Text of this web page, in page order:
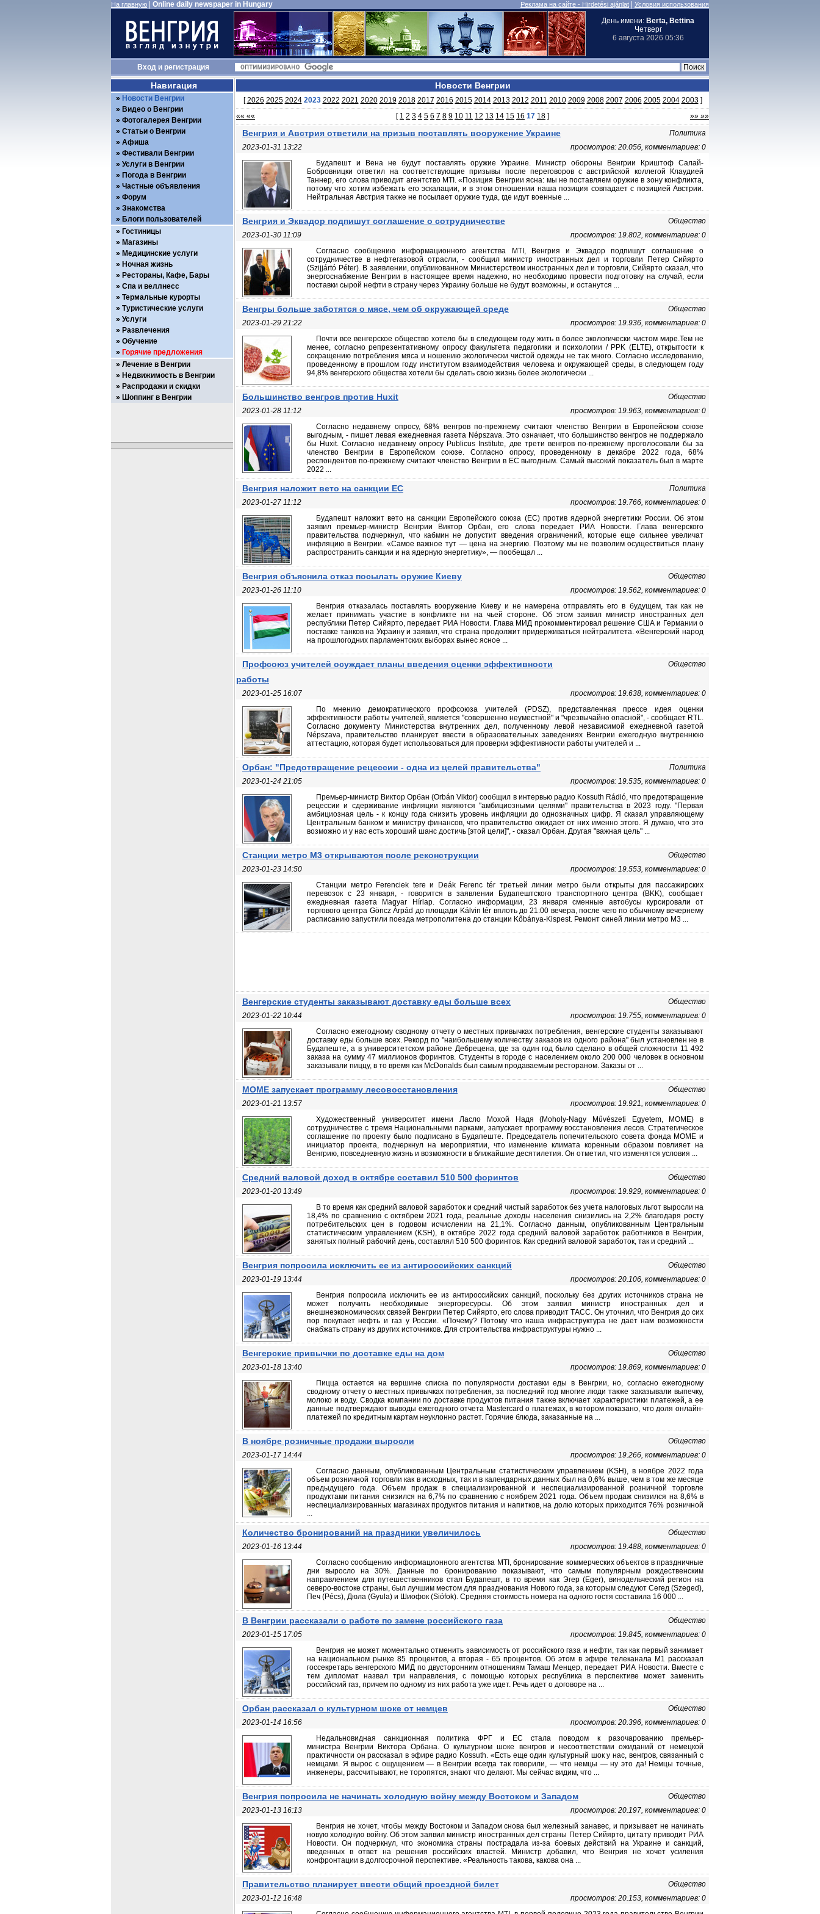
На главную Online daily newspaper in Hungary Реклама на сайте - Hirdetési ajánlat Условия использования
День имени: Berta, Bettina
Четверг
6 августа 2026 05:36
Входи регистрация
Новости Венгрии
[2026 2025 2024 2023 2022 2021 2020 2019 2018 2017 2016 2015 2014 2013 2012 2011 2010 2009 2008 2007 2006 2005 2004 2003 ]
«« ««
[ 1 2 3 4 5 6 7 8 9 10 11 12 13 14 15 16 17 18 ] »» »»
Венгрия и Австрия ответили на призыв поставлять вооружение Украине
Политика
2023-01-31 13:22
просмотров: 20.056, комментариев: 0
Будапешт и Вена не будут поставлять оружие Украине. Министр обороны Венгрии Криштоф Салай-
Бобровницки ответил на соответствующие призывы после переговоров с австрийской коллегой Клаудией
Таннер, его слова приводит агентство MTI. «Позиция Венгрии ясна: мы не поставляем оружие в зону конфликта,
потому что хотим избежать его эскалации, и в этом отношении наша позиция совпадает с позицией Австрии.
Нейтральная Австрия также не посылает оружие туда, где идут военные ...
Венгрия и Эквадор подпишут соглашение о сотрудничестве
Общество
2023-01-30 11:09
просмотров: 19.802, комментариев: 0
Согласно сообщению информационного агентства MTI, Венгрия и Эквадор подпишут соглашение о
сотрудничестве в нефтегазовой отрасли, - сообщил министр иностранных дел и торговли Петер Сийярто
(Szijjártó Péter). В заявлении, опубликованном Министерством иностранных дел и торговли, Сийярто сказал, что
энергоснабжение Венгрии в настоящее время надежно, но необходимо провести подготовку на случай, если
поставки сырой нефти в страну через Украину больше не будут возможны, и останутся ...
Венгры больше заботятся о мясе, чем об окружающей среде
Общество
2023-01-29 21:22
просмотров: 19.936, комментариев: 0
Почти все венгерское общество хотело бы в следующем году жить в более экологически чистом мире.Тем не
менее, согласно репрезентативному опросу факультета педагогики и психологии / PPK (ELTE), открытости к
сокращению потребления мяса и ношению экологически чистой одежды не так много. Согласно исследованию,
проведенному в прошлом году институтом взаимодействия человека и окружающей среды, в следующем году
94,8% венгерского общества хотели бы сделать свою жизнь более экологически ...
Большинство венгров против Huxit
Общество
2023-01-28 11:12
просмотров: 19.963, комментариев: 0
Согласно недавнему опросу, 68% венгров по-прежнему считают членство Венгрии в Европейском союзе
выгодным, - пишет левая ежедневная газета Népszava. Это означает, что большинство венгров не поддержало
бы Huxit. Согласно недавнему опросу Publicus Institute, две трети венгров по-прежнему проголосовали бы за
членство Венгрии в Европейском союзе. Согласно опросу, проведенному в декабре 2022 года, 68%
респондентов по-прежнему считают членство Венгрии в ЕС выгодным. Самый высокий показатель был в марте
2022 ...
Венгрия наложит вето на санкции ЕС
Политика
2023-01-27 11:12
просмотров: 19.766, комментариев: 0
Будапешт наложит вето на санкции Европейского союза (ЕС) против ядерной энергетики России. Об этом
заявил премьер-министр Венгрии Виктор Орбан, его слова передает РИА Новости. Глава венгерского
правительства подчеркнул, что кабмин не допустит введения ограничений, которые еще сильнее увеличат
инфляцию в Венгрии. «Самое важное тут — цена на энергию. Поэтому мы не позволим осуществиться плану
распространить санкции и на ядерную энергетику», — пообещал ...
Венгрия объяснила отказ посылать оружие Киеву
Общество
2023-01-26 11:10
просмотров: 19.562, комментариев: 0
Венгрия отказалась поставлять вооружение Киеву и не намерена отправлять его в будущем, так как не
желает принимать участие в конфликте ни на чьей стороне. Об этом заявил министр иностранных дел
республики Петер Сийярто, передает РИА Новости. Глава МИД прокомментировал решение США и Германии о
поставке танков на Украину и заявил, что страна продолжит придерживаться нейтралитета. «Венгерский народ
на прошлогодних парламентских выборах вынес ясное ...
Профсоюз учителей осуждает планы введения оценки эффективности
работы
Общество
2023-01-25 16:07
просмотров: 19.638, комментариев: 0
По мнению демократического профсоюза учителей (PDSZ), представленная прессе идея оценки
эффективности работы учителей, является "совершенно неуместной" и "чрезвычайно опасной", - сообщает RTL.
Согласно документу Министерства внутренних дел, полученному левой независимой ежедневной газетой
Népszava, правительство планирует ввести в образовательных заведениях Венгрии ежегодную внутреннюю
аттестацию, которая будет использоваться для проверки эффективности работы учителей и ...
Орбан: "Предотвращение рецессии - одна из целей правительства"
Политика
2023-01-24 21:05
просмотров: 19.535, комментариев: 0
Премьер-министр Виктор Орбан (Orbán Viktor) сообщил в интервью радио Kossuth Rádió, что предотвращение
рецессии и сдерживание инфляции являются "амбициозными целями" правительства в 2023 году. "Первая
амбициозная цель - к концу года снизить уровень инфляции до однозначных цифр. Я сказал управляющему
Центральным банком и министру финансов, что правительство ожидает от них именно этого. Я думаю, что это
возможно и у нас есть хороший шанс достичь [этой цели]", - сказал Орбан. Другая "важная цель" ...
Станции метро M3 открываются после реконструкции
Общество
2023-01-23 14:50
просмотров: 19.553, комментариев: 0
Станции метро Ferenciek tere и Deák Ferenc tér третьей линии метро были открыты для пассажирских
перевозок с 23 января, - говорится в заявлении Будапештского транспортного центра (BKK), сообщает
ежедневная газета Magyar Hírlap. Согласно информации, 23 января сменные автобусы курсировали от
торгового центра Göncz Árpád до площади Kálvin tér вплоть до 21:00 вечера, после чего по обычному вечернему
расписанию запустили поезда метрополитена до станции Kőbánya-Kispest. Ремонт синей линии метро М3 ...
Венгерские студенты заказывают доставку еды больше всех
Общество
2023-01-22 10:44
просмотров: 19.755, комментариев: 0
Согласно ежегодному сводному отчету о местных привычках потребления, венгерские студенты заказывают
доставку еды больше всех. Рекорд по "наибольшему количеству заказов из одного района" был установлен не в
Будапеште, а в университетском районе Дебрецена, где за один год было сделано в общей сложности 11 492
заказа на сумму 47 миллионов форинтов. Студенты в городе с населением около 200 000 человек в основном
заказывали пиццу, в то время как McDonalds был самым продаваемым рестораном. Заказы от ...
МОМЕ запускает программу лесовосстановления
Общество
2023-01-21 13:57
просмотров: 19.921, комментариев: 0
Художественный университет имени Ласло Мохой Надя (Moholy-Nagy Művészeti Egyetem, MOME) в
сотрудничестве с тремя Национальными парками, запускает программу восстановления лесов. Стратегическое
соглашение по проекту было подписано в Будапеште. Председатель попечительского совета фонда MOME и
инициатор проекта, подчеркнул на мероприятии, что изменение климата коренным образом повлияет на
Венгрию, повседневную жизнь и возможности в ближайшие десятилетия. Он отметил, что изменятся условия ...
Средний валовой доход в октябре составил 510 500 форинтов
Общество
2023-01-20 13:49
просмотров: 19.929, комментариев: 0
В то время как средний валовой заработок и средний чистый заработок без учета налоговых льгот выросли на
18,4% по сравнению с октябрем 2021 года, реальные доходы населения снизились на 2,2% благодаря росту
потребительских цен в годовом исчислении на 21,1%. Согласно данным, опубликованным Центральным
статистическим управлением (KSH), в октябре 2022 года средний валовой заработок работников в Венгрии,
занятых полный рабочий день, составлял 510 500 форинтов. Как средний валовой заработок, так и средний ...
Венгрия попросила исключить ее из антироссийских санкций
Общество
2023-01-19 13:44
просмотров: 20.106, комментариев: 0
Венгрия попросила исключить ее из антироссийских санкций, поскольку без других источников страна не
может получить необходимые энергоресурсы. Об этом заявил министр иностранных дел и
внешнеэкономических связей Венгрии Петер Сийярто, его слова приводит ТАСС. Он уточнил, что Венгрия до сих
пор покупает нефть и газ у России. «Почему? Потому что наша инфраструктура не дает нам возможности
снабжать страну из других источников. Для строительства инфраструктуры нужно ...
Венгерские привычки по доставке еды на дом
Общество
2023-01-18 13:40
просмотров: 19.869, комментариев: 0
Пицца остается на вершине списка по популярности доставки еды в Венгрии, но, согласно ежегодному
сводному отчету о местных привычках потребления, за последний год многие люди также заказывали выпечку,
молоко и воду. Сводка компании по доставке продуктов питания также включает характеристики платежей, а ее
данные подтверждают выводы ежегодного отчета Mastercard о платежах, в котором показано, что доля онлайн-
платежей по кредитным картам неуклонно растет. Горячие блюда, заказанные на ...
В ноябре розничные продажи выросли
Общество
2023-01-17 14:44
просмотров: 19.266, комментариев: 0
Согласно данным, опубликованным Центральным статистическим управлением (KSH), в ноябре 2022 года
объем розничной торговли как в исходных, так и в календарных данных был на 0,6% выше, чем в том же месяце
предыдущего года. Объем продаж в специализированной и неспециализированной розничной торговле
продуктами питания снизился на 6,7% по сравнению с ноябрем 2021 года. Объем продаж снизился на 8,6% в
неспециализированных магазинах продуктов питания и напитков, на долю которых приходится 76% розничной
...
Количество бронирований на праздники увеличилось
Общество
2023-01-16 13:44
просмотров: 19.488, комментариев: 0
Согласно сообщению информационного агентства MTI, бронирование коммерческих объектов в праздничные
дни выросло на 30%. Данные по бронированию показывают, что самым популярным рождественским
направлением для путешественников стал Будапешт, в то время как Эгер (Eger), винодельческий регион на
северо-востоке страны, был лучшим местом для празднования Нового года, за которым следуют Сегед (Szeged),
Печ (Pécs), Дюла (Gyula) и Шиофок (Siófok). Средняя стоимость номера на одного гостя составила 16 000 ...
В Венгрии рассказали о работе по замене российского газа
Общество
2023-01-15 17:05
просмотров: 19.845, комментариев: 0
Венгрия не может моментально отменить зависимость от российского газа и нефти, так как первый занимает
на национальном рынке 85 процентов, а вторая - 65 процентов. Об этом в эфире телеканала М1 рассказал
госсекретарь венгерского МИД по двусторонним отношениям Тамаш Менцер, передает РИА Новости. Вместе с
тем дипломат назвал три направления, с помощью которых республика в перспективе может заменить
российский газ, причем по одному из них работа уже идет. Речь идет о договоре на ...
Орбан рассказал о культурном шоке от немцев
Общество
2023-01-14 16:56
просмотров: 20.396, комментариев: 0
Недальновидная санкционная политика ФРГ и ЕС стала поводом к разочарованию премьер-
министра Венгрии Виктора Орбана. О культурном шоке венгров и несоответствии ожиданий от немецкой
практичности он рассказал в эфире радио Kossuth. «Есть еще один культурный шок у нас, венгров, связанный с
немцами. Я вырос с ощущением — в Венгрии всегда так говорили, — что немцы — ну это да! Немцы точные,
инженеры, рассчитывают, не торопятся, знают что делают. Мы сейчас видим, что ...
Венгрия попросила не начинать холодную войну между Востоком и Западом
Общество
2023-01-13 16:13
просмотров: 20.197, комментариев: 0
Венгрия не хочет, чтобы между Востоком и Западом снова был железный занавес, и призывает не начинать
новую холодную войну. Об этом заявил министр иностранных дел страны Петер Сийярто, цитату приводит РИА
Новости. Он подчеркнул, что экономика страны пострадала из-за боевых действий на Украине и санкций,
введенных в ответ на решения российских властей. Министр добавил, что Венгрия не хочет усиления
конфронтации в долгосрочной перспективе. «Реальность такова, какова она ...
Правительство планирует ввести общий проездной билет
Общество
2023-01-12 16:48
просмотров: 20.153, комментариев: 0
Навигация
Новости Венгрии
Видео о Венгрии
Фотогалерея Венгрии
Статьи о Венгрии
Афиша
Фестивали Венгрии
Услуги в Венгрии
Погода в Венгрии
Частные объявления
Форум
Знакомства
Блоги пользователей
Гостиницы
Магазины
Медицинские услуги
Ночная жизнь
Рестораны, Кафе, Бары
Спа и веллнесс
Термальные курорты
Туристические услуги
Услуги
Развлечения
Обучение
Горячие предложения
Лечение в Венгрии
Недвижимость в Венгрии
Распродажи и скидки
Шоппинг в Венгрии